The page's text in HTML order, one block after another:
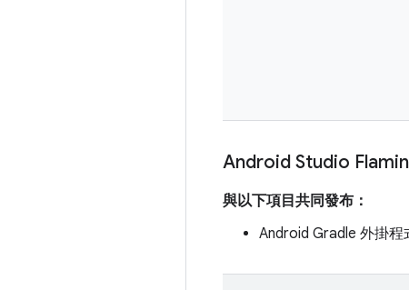
Android Studio
與以下項目共同發布：
Android Gradle 外掛程